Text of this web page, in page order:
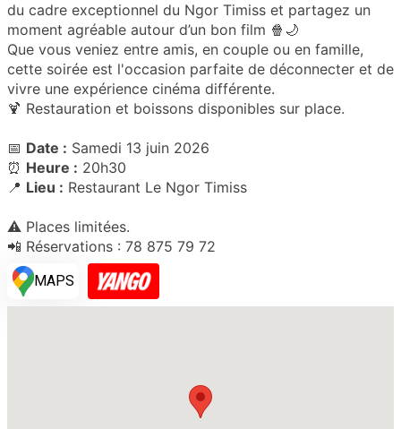
du cadre exceptionnel du Ngor Timiss et partagez un
moment agréable autour d’un bon film 🍿🌙
Que vous veniez entre amis, en couple ou en famille,
cette soirée est l'occasion parfaite de déconnecter et de
vivre une expérience cinéma différente.
🍹 Restauration et boissons disponibles sur place.
📅 Date : Samedi 13 juin 2026
⏰ Heure : 20h30
📍 Lieu : Restaurant Le Ngor Timiss
⚠️ Places limitées.
📲 Réservations : 78 875 79 72
MAPS